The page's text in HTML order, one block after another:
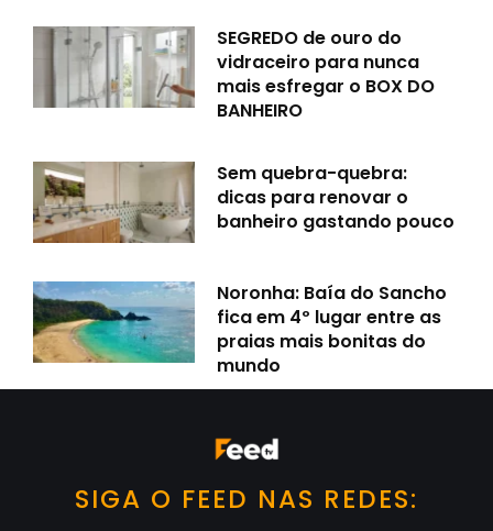
SEGREDO de ouro do
vidraceiro para nunca
mais esfregar o BOX DO
BANHEIRO
Sem quebra-quebra:
dicas para renovar o
banheiro gastando pouco
Noronha: Baía do Sancho
fica em 4º lugar entre as
praias mais bonitas do
mundo
SIGA O FEED NAS REDES: